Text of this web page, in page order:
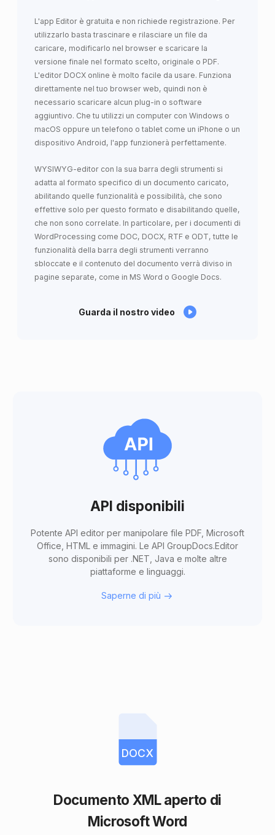
L'app Editor è gratuita e non richiede registrazione. Per
utilizzarlo basta trascinare e rilasciare un file da
caricare, modificarlo nel browser e scaricare la
versione finale nel formato scelto, originale o PDF.
L'editor DOCX online è molto facile da usare. Funziona
direttamente nel tuo browser web, quindi non è
necessario scaricare alcun plug-in o software
aggiuntivo. Che tu utilizzi un computer con Windows o
macOS oppure un telefono o tablet come un iPhone o un
dispositivo Android, l'app funzionerà perfettamente.
WYSIWYG-editor con la sua barra degli strumenti si
adatta al formato specifico di un documento caricato,
abilitando quelle funzionalità e possibilità, che sono
effettive solo per questo formato e disabilitando quelle,
che non sono correlate. In particolare, per i documenti di
WordProcessing come DOC, DOCX, RTF e ODT, tutte le
funzionalità della barra degli strumenti verranno
sbloccate e il contenuto del documento verrà diviso in
pagine separate, come in MS Word o Google Docs.
Guarda il nostro video
API disponibili
Potente API editor per manipolare file PDF, Microsoft
Office, HTML e immagini. Le API GroupDocs.Editor
sono disponibili per .NET, Java e molte altre
piattaforme e linguaggi.
Saperne di più
DOCX
Documento XML aperto di
Microsoft Word